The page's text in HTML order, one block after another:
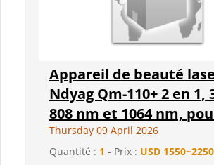
Appareil de beauté
Ndyag Qm-110+ 2 en 1,
808 nm et 1064 nm,
Thursday 09 April 2026
Quantité : 1 - Prix : USD